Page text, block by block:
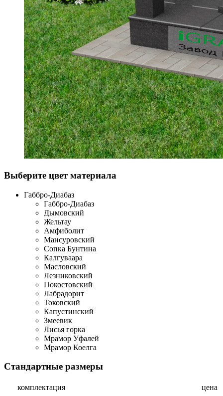
Выберите цвет материала
Габбро-Диабаз
Габбро-Диабаз
Дымовский
Жельтау
Амфиболит
Мансуровский
Сопка Бунтина
Калгуваара
Масловский
Лезниковский
Покостовский
Лабрадорит
Токовский
Капустинский
Змеевик
Лисья горка
Мрамор Уфалей
Мрамор Коелга
Стандартные размеры
комплектация цена